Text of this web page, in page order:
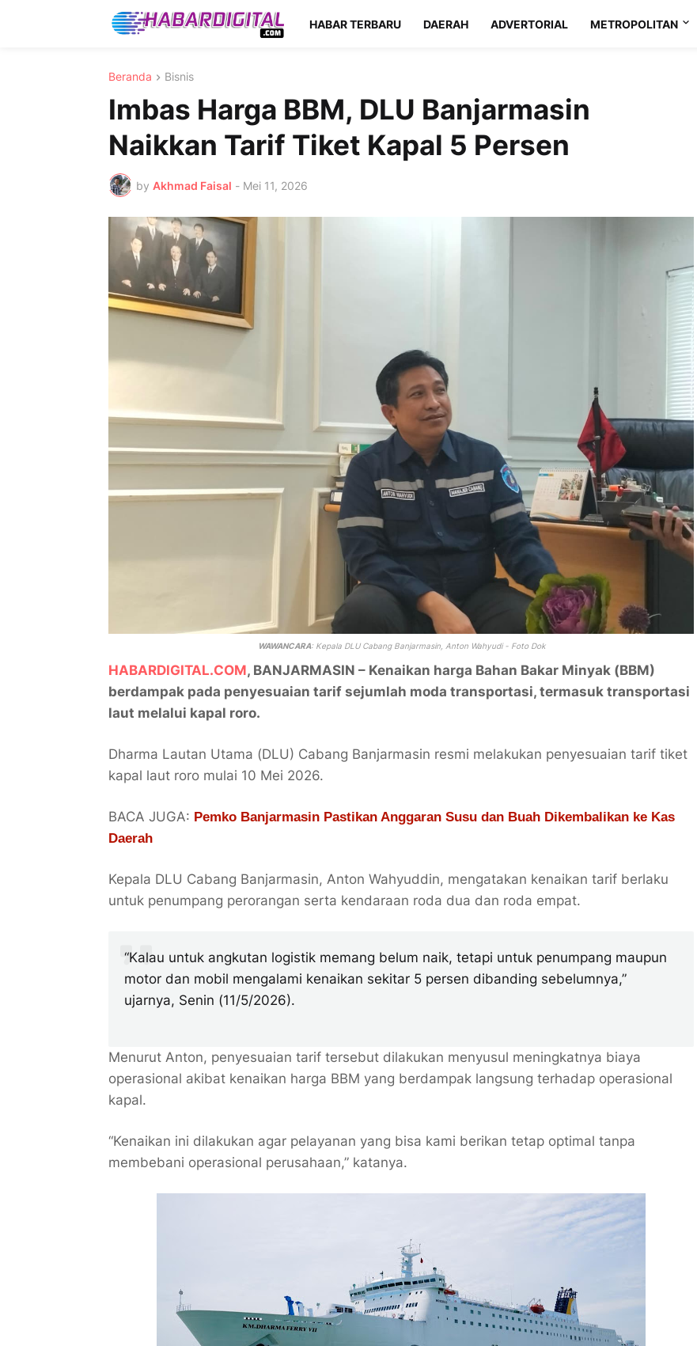
HABAR TERBARU DAERAH ADVERTORIAL METROPOLITAN
Beranda Bisnis
Imbas Harga BBM, DLU Banjarmasin
Naikkan Tarif Tiket Kapal 5 Persen
by Akhmad Faisal - Mei 11, 2026
WAWANCARA: Kepala DLU Cabang Banjarmasin, Anton Wahyudi - Foto Dok
HABARDIGITAL.COM, BANJARMASIN – Kenaikan harga Bahan Bakar Minyak (BBM)
berdampak pada penyesuaian tarif sejumlah moda transportasi, termasuk transportasi
laut melalui kapal roro.
Dharma Lautan Utama (DLU) Cabang Banjarmasin resmi melakukan penyesuaian tarif tiket
kapal laut roro mulai 10 Mei 2026.
BACA JUGA: Pemko Banjarmasin Pastikan Anggaran Susu dan Buah Dikembalikan ke Kas
Daerah
Kepala DLU Cabang Banjarmasin, Anton Wahyuddin, mengatakan kenaikan tarif berlaku
untuk penumpang perorangan serta kendaraan roda dua dan roda empat.
“Kalau untuk angkutan logistik memang belum naik, tetapi untuk penumpang maupun
motor dan mobil mengalami kenaikan sekitar 5 persen dibanding sebelumnya,”
ujarnya, Senin (11/5/2026).
Menurut Anton, penyesuaian tarif tersebut dilakukan menyusul meningkatnya biaya
operasional akibat kenaikan harga BBM yang berdampak langsung terhadap operasional
kapal.
“Kenaikan ini dilakukan agar pelayanan yang bisa kami berikan tetap optimal tanpa
membebani operasional perusahaan,” katanya.